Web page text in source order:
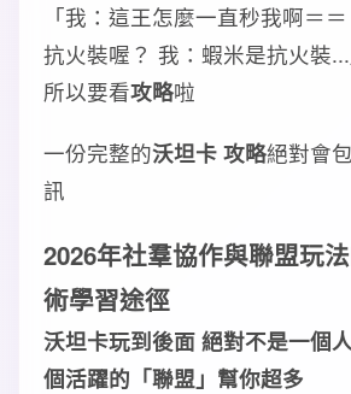
「我：這王怎麼一直秒我啊＝
抗火裝喔？ 我：蝦米是抗火裝
所以要看攻略啦
一份完整的沃坦卡 攻略絕對會
訊
2026年社羣協作與聯盟玩法
術學習途徑
沃坦卡玩到後面 絕對不是一個
個活躍的「聯盟」幫你超多